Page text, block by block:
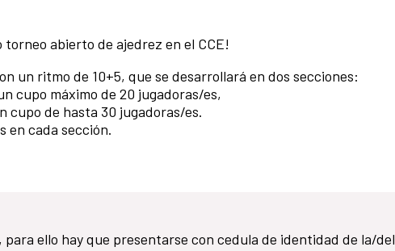
abierto de ajedrez en el CCE!
un ritmo de 10+5, que se desarrollará en dos secciones:
cupo máximo de 20 jugadoras/es,
cupo de hasta 30 jugadoras/es.
en cada sección.
ello hay que presentarse con cedula de identidad de la/del